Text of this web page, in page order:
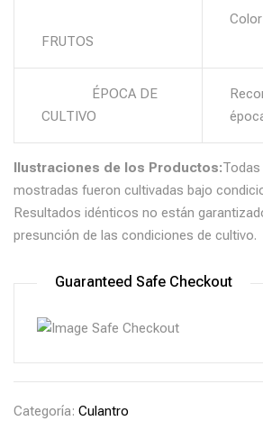
FRUTOS
ÉPOCA DE
CULTIVO
Ilustraciones de los Productos:Todas
mostradas fueron cultivadas bajo
Resultados idénticos no están
presunción de las condiciones de cultivo.
Guaranteed Safe Checkout
Categoría: Culantro